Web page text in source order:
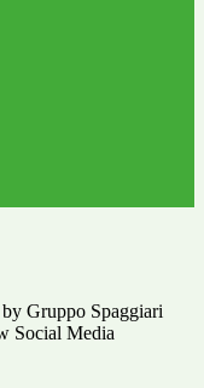
Gruppo Spaggiari
Social Media